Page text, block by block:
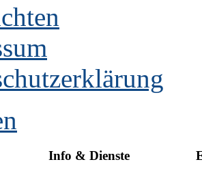
Info & Dienste